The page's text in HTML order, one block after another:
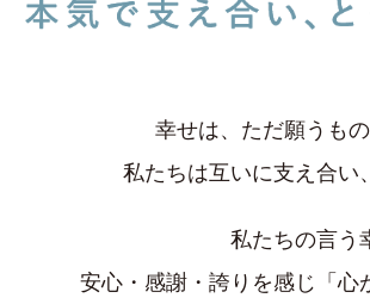
幸せは、ただ願うも
私たちは互いに支え合い
私たちの言う
安心・感謝・誇りを感じ「